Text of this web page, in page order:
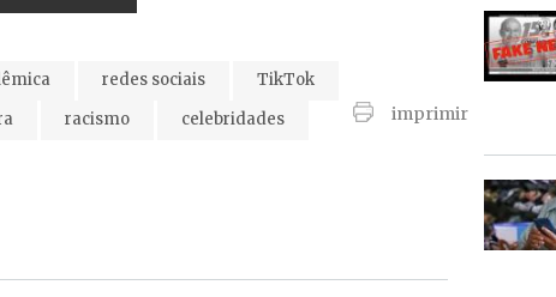
redes sociais
TikTok
racismo celebridades imprimir